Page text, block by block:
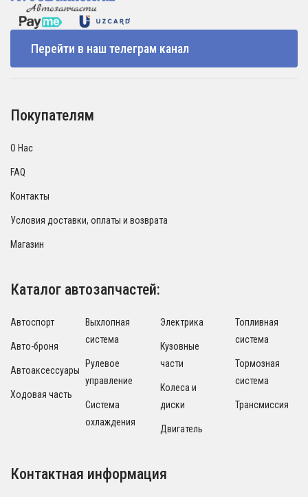
Перейти в наш телеграм канал
Покупателям
О Нас
FAQ
Контакты
Условия доставки, оплаты и возврата
Магазин
Каталог автозапчастей:
Автоспорт
Авто-броня
Автоаксессуары
Ходовая часть
Выхлопная
система
Рулевое
управление
Система
охлаждения
Электрика
Кузовные
части
Колеса и
диски
Двигатель
Топливная
система
Тормозная
система
Трансмиссия
Контактная информация